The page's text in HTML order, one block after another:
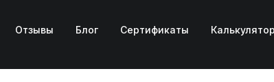
Отзывы Блог Сертификаты Калькулятор